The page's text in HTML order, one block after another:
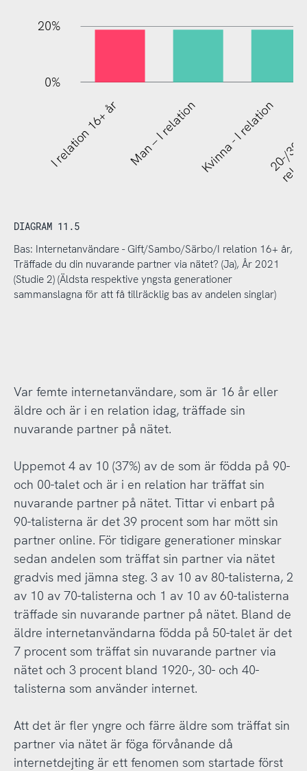
20%
0%
I relation 16+ år Man – I relation Kvinna - I relation20-/
DIAGRAM 11.5
Bas: Internetanvändare - Gift/Sambo/Särbo/I relation 16+ år,
Träffade du din nuvarande partner via nätet? (Ja), År 2021
(Studie 2) (Äldsta respektive yngsta generationer
sammanslagna för att få tillräcklig bas av andelen singlar)
Var femte internetanvändare, som är 16 år eller
äldre och är i en relation idag, träffade sin
nuvarande partner på nätet.
Uppemot 4 av 10 (37%) av de som är födda på 90-
och 00-talet och är i en relation har träffat sin
nuvarande partner på nätet. Tittar vi enbart på
90-talisterna är det 39 procent som har mött sin
partner online. För tidigare generationer minskar
sedan andelen som träffat sin partner via nätet
gradvis med jämna steg. 3 av 10 av 80-talisterna, 2
av 10 av 70-talisterna och 1 av 10 av 60-talisterna
träffade sin nuvarande partner på nätet. Bland de
äldre internetanvändarna födda på 50-talet är det
7 procent som träffat sin nuvarande partner via
nätet och 3 procent bland 1920-, 30- och 40-
talisterna som använder internet.
Att det är fler yngre och färre äldre som träffat sin
partner via nätet är föga förvånande då
internetdejting är ett fenomen som startade först